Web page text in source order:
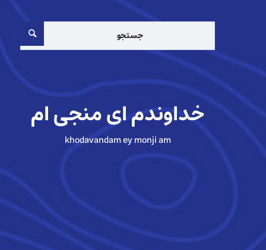
خداوندم ای منجی ام
khodavandam ey monji am